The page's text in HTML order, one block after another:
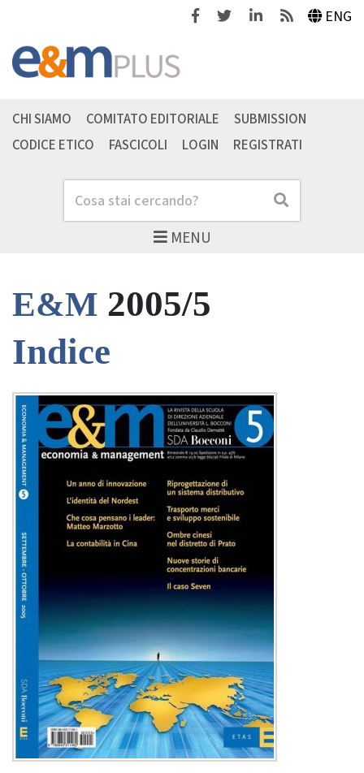
FacebookTwitterLinkedinFeeds ENG
MENU
Cerca Cerca
CHI SIAMO COMITATO EDITORIALE
SUBMISSION
CODICE ETICO
FASCICOLI LOGIN REGISTRATI
E&M 2005/5
Indice